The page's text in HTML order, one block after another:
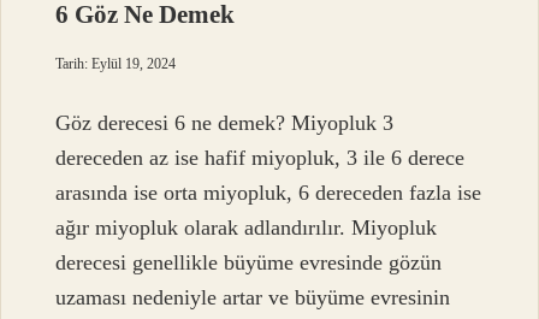
6 Göz Ne Demek
Tarih: Eylül 19, 2024
Göz derecesi 6 ne demek? Miyopluk 3
dereceden az ise hafif miyopluk, 3 ile 6 derece
arasında ise orta miyopluk, 6 dereceden fazla ise
ağır miyopluk olarak adlandırılır. Miyopluk
derecesi genellikle büyüme evresinde gözün
uzaması nedeniyle artar ve büyüme evresinin